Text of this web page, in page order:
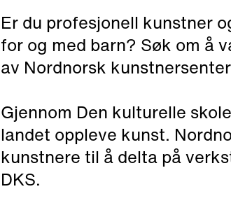
Er du profesjonell kunstner
for og med barn? Søk om å
av Nordnorsk
Gjennom Den kulturelle
landet oppleve kunst.
kunstnere til å delta på
DKS.